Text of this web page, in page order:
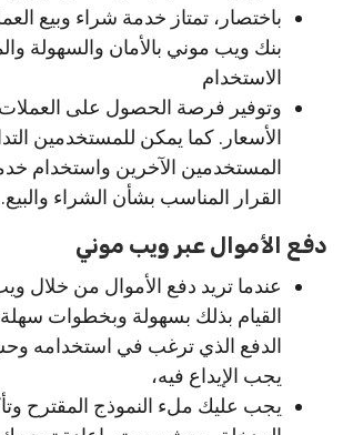
باختصار، تمتاز خدمة شراء وبيع
بنك ويب موني بالأمان والسهولة
الاستخدام
وتوفير فرصة الحصول على
الأسعار. كما يمكن للمستخدمين
المستخدمين الآخرين واستخدام
القرار المناسب بشأن الشراء والبيع.
دفع الأموال عبر ويب موني
عندما تريد دفع الأموال من خلال
القيام بذلك بسهولة وبخطوات
الدفع الذي ترغب في استخدامه
يجب الإيداع فيه،
يجب عليك ملء النموذج المقترح